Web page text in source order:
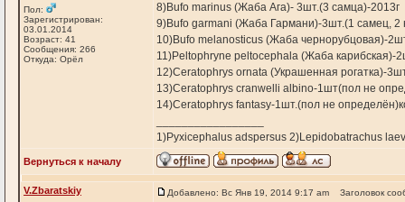
Пол:
Зарегистрирован:
03.01.2014
Возраст: 41
Сообщения: 266
Откуда: Орёл
8)Bufo marinus (Жаба Ага)- 3шт.(3 самца)-2013г
9)Bufo garmani (Жаба Гармани)-3шт.(1 самец, 2
10)Bufo melanosticus (Жаба чернорубцовая)-
11)Peltophryne peltocephala (Жаба карибская)-
12)Ceratophrys ornata (Украшенная рогатка)-
13)Ceratophrys cranwelli albino-1шт(пол не
14)Ceratophrys fantasy-1шт.(пол не
1)Pyxicephalus adspersus 2)Lepidobatrachus
Вернуться к началу
V.Zbaratskiy Добавлено: Вс Янв 19, 2014 9:17 am Заголовок